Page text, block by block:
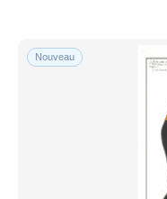
Monde entier
Nouveau